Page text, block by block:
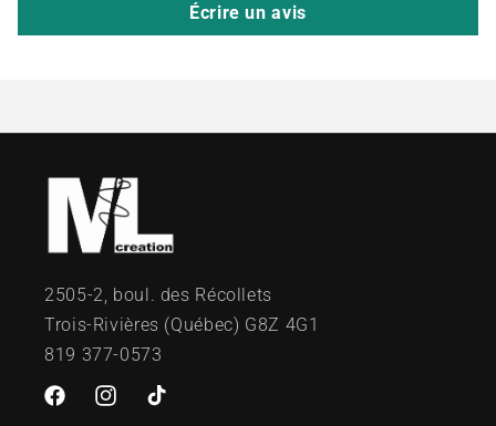
Écrire un avis
2505-2, boul. des Récollets
Trois-Rivières (Québec) G8Z 4G1
819 377-0573
FacebookInstagramTikTok